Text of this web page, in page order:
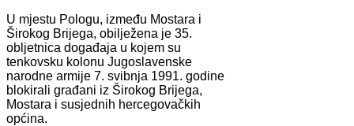
U mjestu Pologu, između Mostara i
Širokog Brijega, obilježena je 35.
obljetnica događaja u kojem su
tenkovsku kolonu Jugoslavenske
narodne armije 7. svibnja 1991. godine
blokirali građani iz Širokog Brijega,
Mostara i susjednih hercegovačkih
općina.